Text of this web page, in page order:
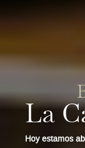
La
Hoy estamos